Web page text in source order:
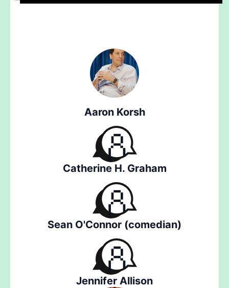
Aaron Korsh
Catherine H. Graham
Sean O'Connor (comedian)
Jennifer Allison